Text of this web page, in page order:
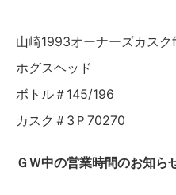
山崎1993オーナーズカス
ホグスヘッド
ボトル＃145/196
カスク＃3Ｐ70270
ＧＷ中の営業時間のお知ら